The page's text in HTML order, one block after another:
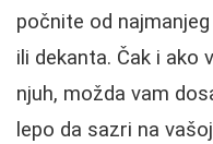
počnite od
ili dekanta. Čak i ako
njuh, možda vam
lepo da sazri na